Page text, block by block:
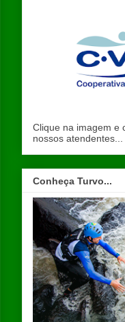
Clique na imagem e
nossos atendentes...
Conheça Turvo...